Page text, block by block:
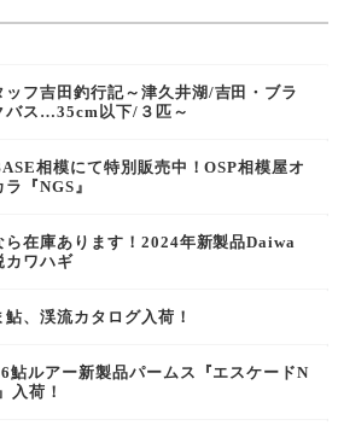
ッフ吉田釣行記～津久井湖/吉田・ブラ
バス…35cm以下/３匹～
相模にて特別販売中！OSP相模屋オ
ラ『NGS』
ら在庫あります！2024年新製品Daiwa
カワハギ
鮎、渓流カタログ入荷！
鮎ルアー新製品パームス『エスケードN
入荷！